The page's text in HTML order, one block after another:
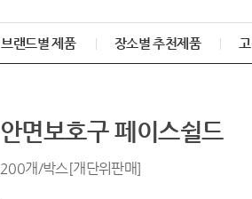
브랜드별 제품 장소별 추천제품
안면보호구 페이스쉴드
200개/박스[개단위판매]